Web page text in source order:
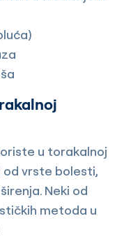
u torakalnoj
od vrste bolesti,
Neki od
metoda u